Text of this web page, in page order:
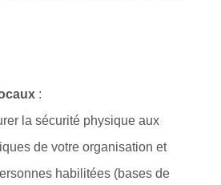
:
la sécurité physique aux
de votre organisation et
habilitées (bases de